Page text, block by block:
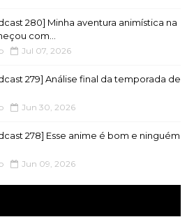
280] Minha aventura animística na
com...
Jul 07, 2026
279] Análise final da temporada de
Jun 30, 2026
278] Esse anime é bom e ninguém
Jun 09, 2026